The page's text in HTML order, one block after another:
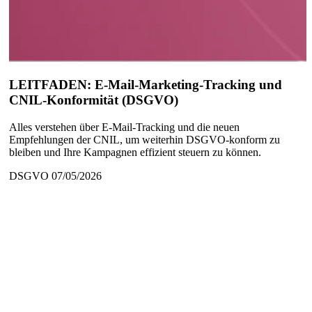
LEITFADEN: E-Mail-Marketing-Tracking und
CNIL-Konformität (DSGVO)
Alles verstehen über E-Mail-Tracking und die neuen
Empfehlungen der CNIL, um weiterhin DSGVO-konform zu
bleiben und Ihre Kampagnen effizient steuern zu können.
DSGVO 07/05/2026